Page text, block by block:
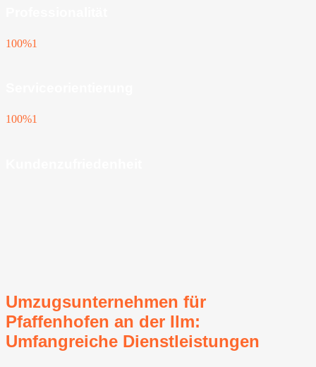
100%1
100%1
Umzugsunternehmen für
Pfaffenhofen an der Ilm:
Umfangreiche Dienstleistungen